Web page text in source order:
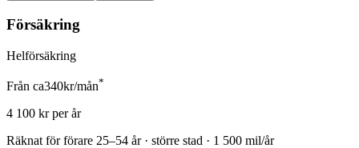
Försäkring
Helförsäkring
Från ca340kr/mån*
4 100 kr per år
Räknat för förare 25–54 år · större stad · 1 500 mil/år